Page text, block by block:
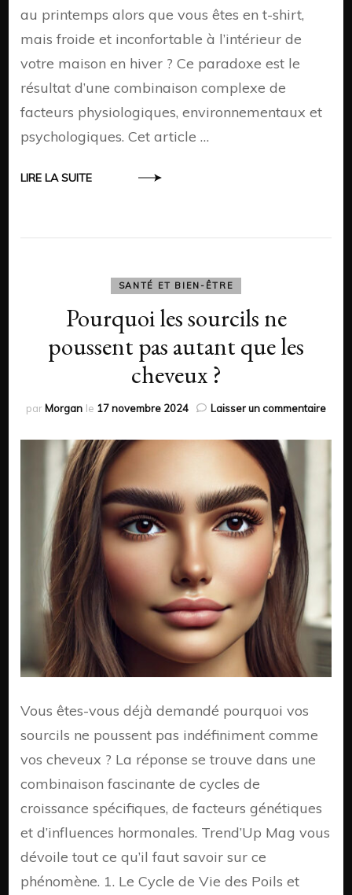
au printemps alors que vous êtes en t-shirt,
mais froide et inconfortable à l’intérieur de
votre maison en hiver ? Ce paradoxe est le
résultat d’une combinaison complexe de
facteurs physiologiques, environnementaux et
psychologiques. Cet article …
LIRE LA SUITE
SANTÉ ET BIEN-ÊTRE
Pourquoi les sourcils ne
poussent pas autant que les
cheveux ?
par Morgan le 17 novembre 2024 Laisser un commentairesur
les
ne
les
?
Vous êtes-vous déjà demandé pourquoi vos
sourcils ne poussent pas indéfiniment comme
vos cheveux ? La réponse se trouve dans une
combinaison fascinante de cycles de
croissance spécifiques, de facteurs génétiques
et d’influences hormonales. Trend’Up Mag vous
dévoile tout ce qu’il faut savoir sur ce
phénomène. 1. Le Cycle de Vie des Poils et